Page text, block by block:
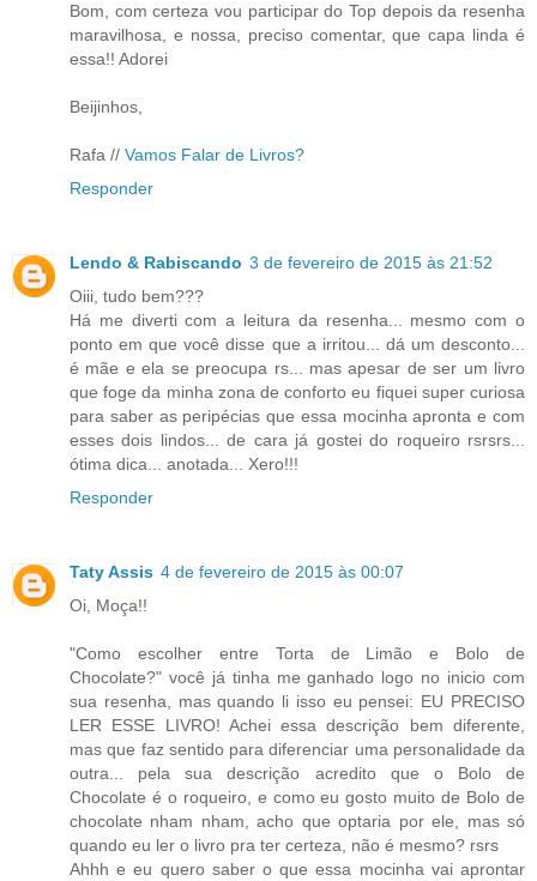
Bom, com certeza vou participar do Top depois da resenha
maravilhosa, e nossa, preciso comentar, que capa linda é
essa!! Adorei
Beijinhos,
Rafa // Vamos Falar de Livros?
Responder
Lendo & Rabiscando 3 de fevereiro de 2015 às 21:52
Oiii, tudo bem???
Há me diverti com a leitura da resenha... mesmo com o
ponto em que você disse que a irritou... dá um desconto...
é mãe e ela se preocupa rs... mas apesar de ser um livro
que foge da minha zona de conforto eu fiquei super curiosa
para saber as peripécias que essa mocinha apronta e com
esses dois lindos... de cara já gostei do roqueiro rsrsrs...
ótima dica... anotada... Xero!!!
Responder
Taty Assis 4 de fevereiro de 2015 às 00:07
Oi, Moça!!
"Como escolher entre Torta de Limão e Bolo de
Chocolate?" você já tinha me ganhado logo no inicio com
sua resenha, mas quando li isso eu pensei: EU PRECISO
LER ESSE LIVRO! Achei essa descrição bem diferente,
mas que faz sentido para diferenciar uma personalidade da
outra... pela sua descrição acredito que o Bolo de
Chocolate é o roqueiro, e como eu gosto muito de Bolo de
chocolate nham nham, acho que optaria por ele, mas só
quando eu ler o livro pra ter certeza, não é mesmo? rsrs
Ahhh e eu quero saber o que essa mocinha vai aprontar